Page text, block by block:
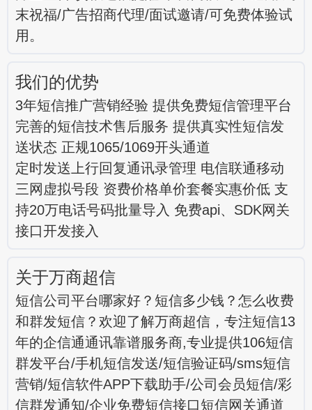
末祝福/广告招商代理/面试邀请/可免费体验试
用。
我们的优势
3年短信推广营销经验 提供免费短信管理平台
完善的短信技术售后服务 提供真实性短信发
送状态 正规1065/1069开头通道
定时发送上行回复通讯录管理 电信联通移动
三网虚拟号段 资费价格单价套餐实惠价低 支
持20万电话号码批量导入 免费api、SDK网关
接口开发接入
关于万商超信
短信公司平台哪家好？短信多少钱？怎么收费
和群发短信？欢迎了解万商超信，专注短信13
年的企信通通讯靠谱服务商,专业提供106短信
群发平台/手机短信发送/短信验证码/sms短信
营销/短信软件APP下载助手/公司会员短信/彩
信群发通知/企业免费短信接口短信网关通道